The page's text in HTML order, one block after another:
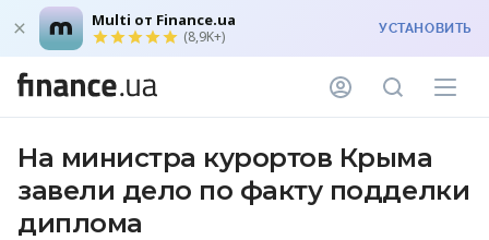
Multi от Finance.ua
(8,9K+) УСТАНОВИТЬ
На министра курортов Крыма
завели дело по факту подделки
диплома